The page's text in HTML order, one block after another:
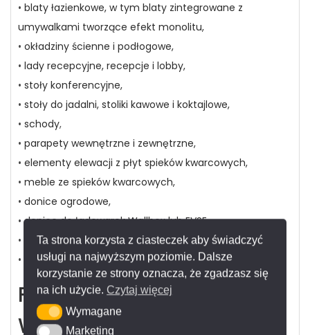
Ta strona korzysta z ciasteczek aby świadczyć
usługi na najwyższym poziomie. Dalsze
korzystanie ze strony oznacza, że zgadzasz się
na ich użycie. Czytaj więcej
WymaganeWymagane
MarketingMarketing
• blaty łazienkowe, w tym blaty zintegrowane z
umywalkami tworzące efekt monolitu,
• okładziny ścienne i podłogowe,
• lady recepcyjne, recepcje i lobby,
• stoły konferencyjne,
• stoły do jadalni, stoliki kawowe i koktajlowe,
• schody,
• parapety wewnętrzne i zewnętrzne,
• elementy elewacji z płyt spieków kwarcowych,
• meble ze spieków kwarcowych,
• donice ogrodowe,
•donice do ładowarek Wallbox lub EVSE,
•
drzwi wejściowe i wewnętrzne ze spieków kwarcowych,
•
ścianki działowe (panele) z płyt spieków kwarcowych.
FRANKO – Ekspert
Wielkiego Formatu –